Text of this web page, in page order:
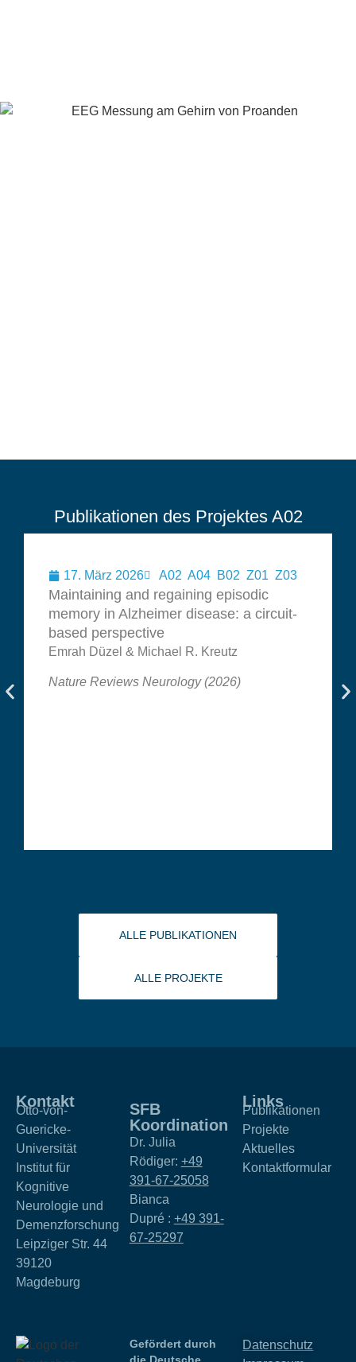
Publikationen des Projektes A02
17. März 2026 A02 A04 B02 Z01 Z03
Maintaining and regaining episodic
memory in Alzheimer disease: a circuit-
based perspective
Emrah Düzel & Michael R. Kreutz
Nature Reviews Neurology (2026)
ALLE PUBLIKATIONEN
ALLE PROJEKTE
Kontakt
Otto-von-
Guericke-
Universität
Institut für
Kognitive
Neurologie und
Demenzforschung
Leipziger Str. 44
39120
Magdeburg
SFB
Koordination
Dr. Julia
Rödiger: +49
391-67-25058
Bianca
Dupré : +49 391-
67-25297
Links
Publikationen
Projekte
Aktuelles
Kontaktformular
Gefördert durch
die Deutsche
Datenschutz